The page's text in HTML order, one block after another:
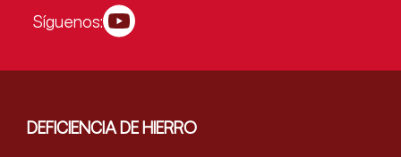
Síguenos:
DEFICIENCIA DE HIERRO